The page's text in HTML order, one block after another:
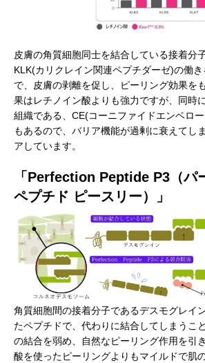
皮膚の角質細胞同士を結合している接着分
KLK(カリクレイン関連ペプチダーゼ)の働
で、皮膚の剥離を促し、ピーリング効果を
果はレチノイン酸よりも強力ですが、同時
組織である、CE(コーニファイドエンベロ
もあるので、バリア機能が過剰に衰えてし
アしています。
「Perfection Peptide P3（パ
ペプチド ピースリー）」
角質細胞間の接着分子であるデスモグレイ
たペプチドで、代わりに結合してしまうこ
の結合を弱め、自然なピーリング作用を引
酸を使ったピーリングよりもマイルドで肌